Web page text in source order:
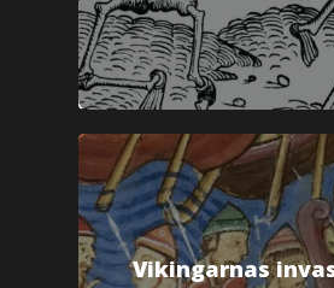
Vikingarnas